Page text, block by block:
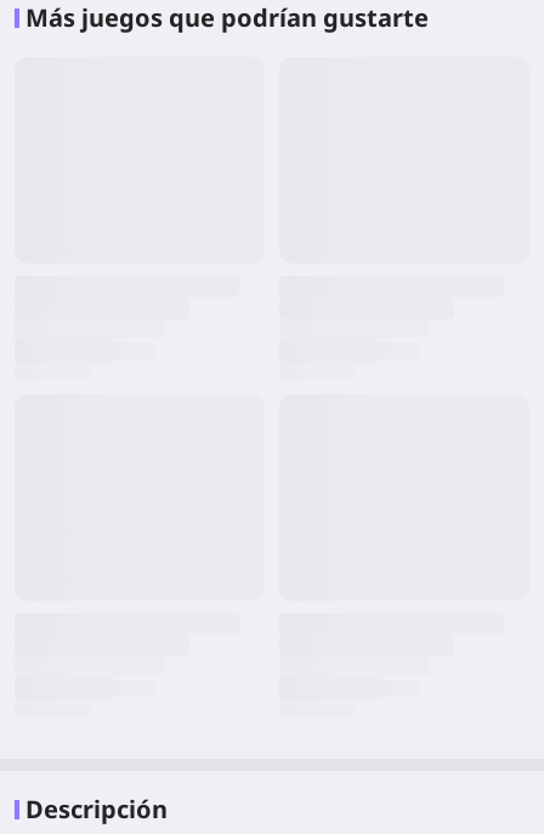
Más juegos que podrían gustarte
Descripción